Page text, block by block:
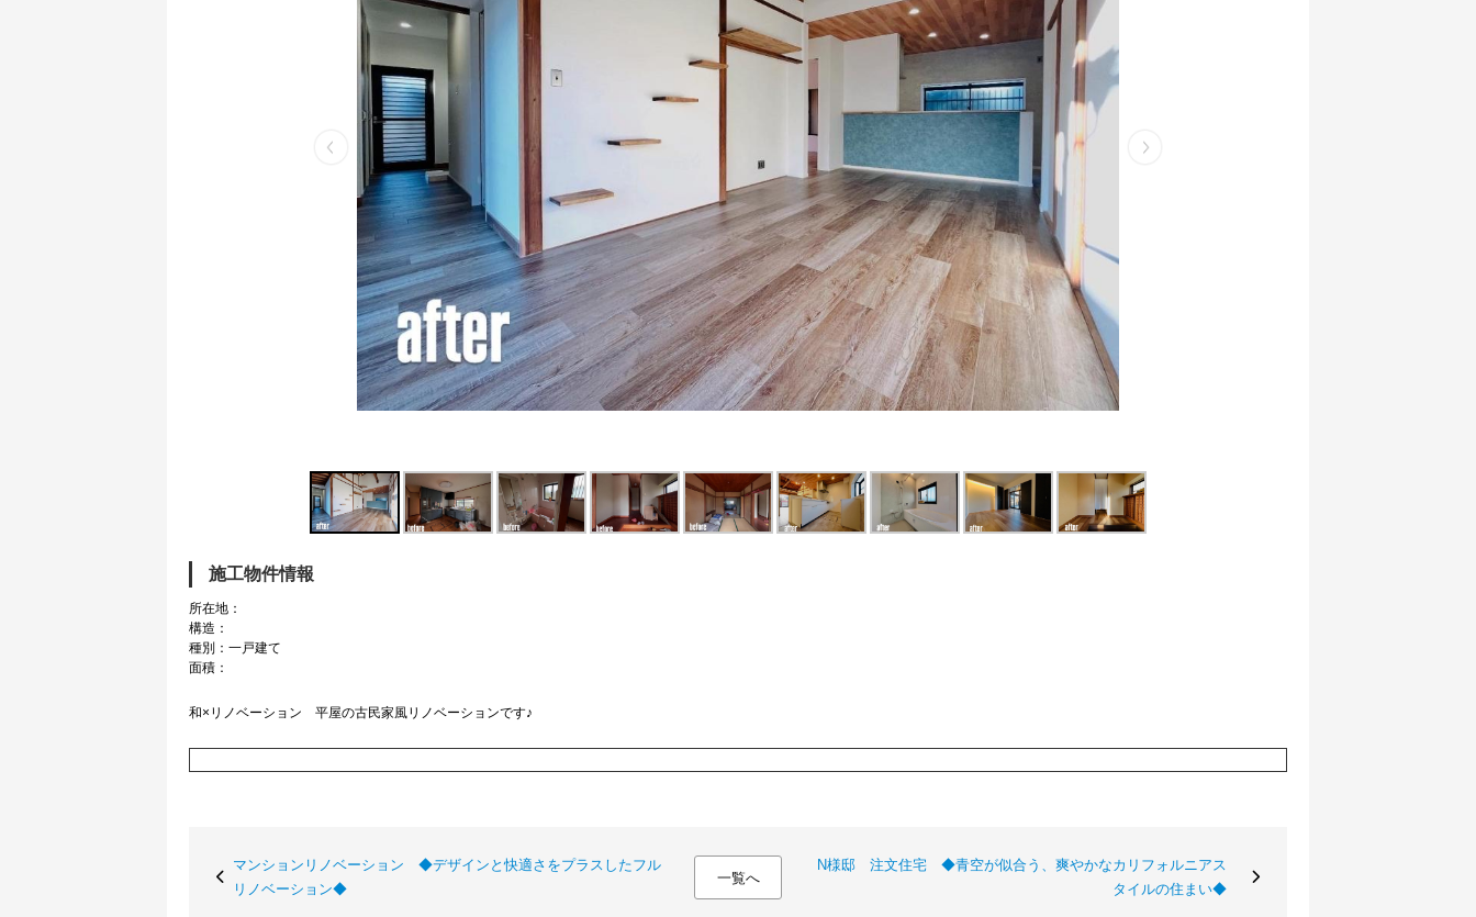
施工物件情報
所在地：
構造：
種別：一戸建て
面積：
和×リノベーション 平屋の古民家風リノベーションです♪
マンションリノベーション ◆デザインと快適さをプラスしたフル
リノベーション◆
一覧へ
N様邸 注文住宅 ◆青空が似合う、爽やかなカリフォルニアス
タイルの住まい◆